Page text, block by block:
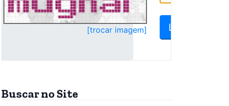
Buscar no Site